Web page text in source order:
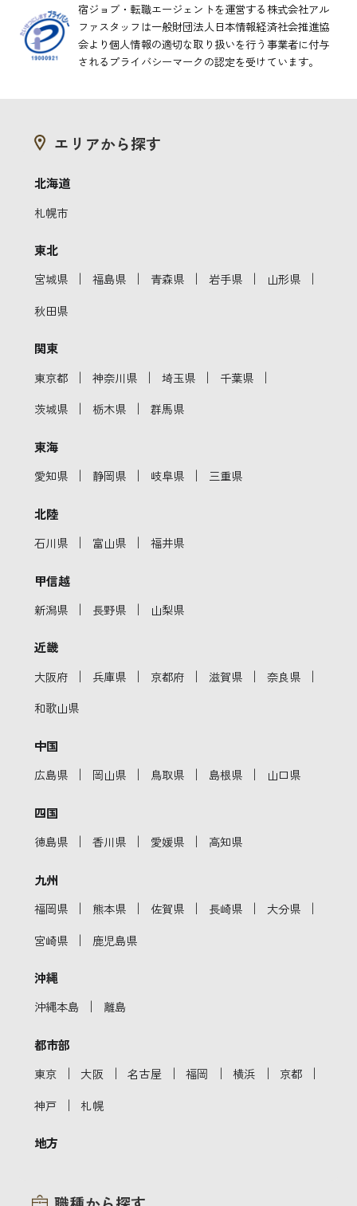
宿ジョブ・転職エージェントを運営する株式会社アル
ファスタッフは一般財団法人日本情報経済社会推進協
会より個人情報の適切な取り扱いを行う事業者に付与
されるプライバシーマークの認定を受けています。
エリアから探す
北海道
札幌市
東北
宮城県 ｜ 福島県 ｜ 青森県 ｜ 岩手県 ｜ 山形県 ｜
秋田県
関東
東京都 ｜ 神奈川県 ｜ 埼玉県 ｜ 千葉県 ｜
茨城県 ｜ 栃木県 ｜ 群馬県
東海
愛知県 ｜ 静岡県 ｜ 岐阜県 ｜ 三重県
北陸
石川県 ｜ 富山県 ｜ 福井県
甲信越
新潟県 ｜ 長野県 ｜ 山梨県
近畿
大阪府 ｜ 兵庫県 ｜ 京都府 ｜ 滋賀県 ｜ 奈良県 ｜
和歌山県
中国
広島県 ｜ 岡山県 ｜ 鳥取県 ｜ 島根県 ｜ 山口県
四国
徳島県 ｜ 香川県 ｜ 愛媛県 ｜ 高知県
九州
福岡県 ｜ 熊本県 ｜ 佐賀県 ｜ 長崎県 ｜ 大分県 ｜
宮崎県 ｜ 鹿児島県
沖縄
沖縄本島 ｜ 離島
都市部
東京 ｜ 大阪 ｜ 名古屋 ｜ 福岡 ｜ 横浜 ｜ 京都 ｜
神戸 ｜ 札幌
地方